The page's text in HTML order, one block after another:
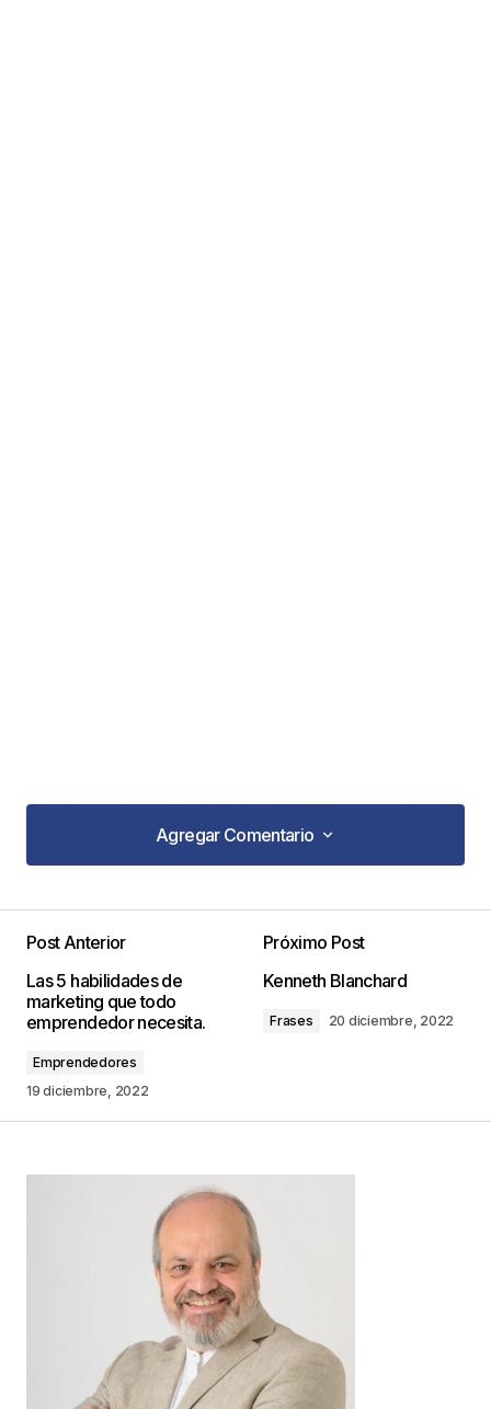
Agregar Comentario
Agregar Comentario
publicada. Los campos obligatorios están
marcados con
Comentario
*
Guarda mi nombre, correo electrónico y web en
este navegador para la próxima vez que
comente.
Post Anterior
Las 5 habilidades de
marketing que todo
emprendedor necesita.
Emprendedores
19 diciembre, 2022
Próximo Post
Kenneth Blanchard
Frases 20 diciembre, 2022